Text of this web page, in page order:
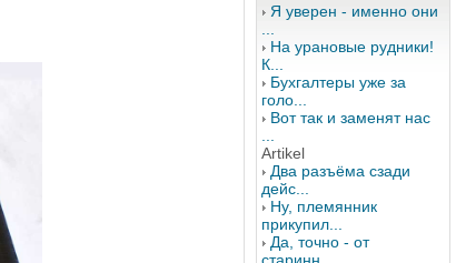
Я уверен - именно они
На урановые рудники!
К...
Бухгалтеры уже за
голо...
Вот так и заменят нас
Artikel
Два разъёма сзади
дейс...
Ну, племянник
прикупил...
Да, точно - от